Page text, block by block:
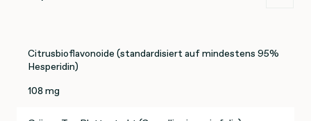
Citrusbioflavonoide (standardisiert auf mindestens 95%
Hesperidin)
108 mg